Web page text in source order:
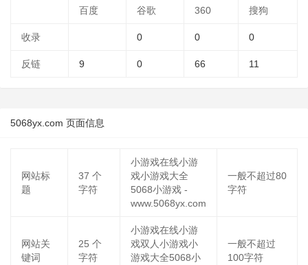
百度 谷歌 360 搜狗
收录 0 0 0
反链 9 0 66 11
5068yx.com 页面信息
网站标
题
37 个
字符
小游戏在线小游
戏小游戏大全
5068小游戏 -
www.5068yx.com
一般不超过80
字符
网站关
键词
25 个
字符
小游戏在线小游
戏双人小游戏小
游戏大全5068小
一般不超过
100字符